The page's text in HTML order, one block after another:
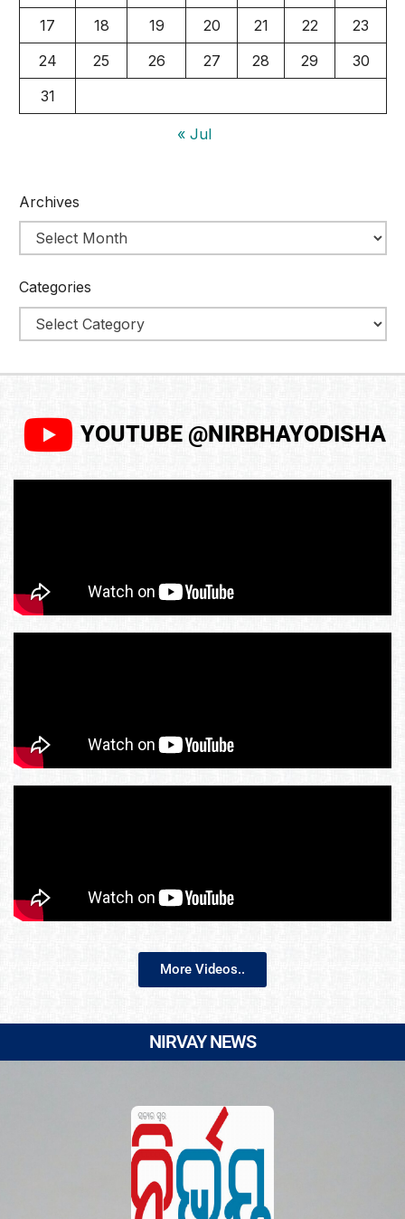
17
18 19 20 21 22
23
24
25 26 27 28 29
30
31
« Jul
Archives
Categories
YOUTUBE @NIRBHAYODISHA
More Videos..
NIRVAY NEWS